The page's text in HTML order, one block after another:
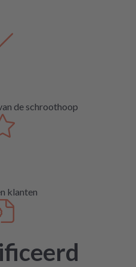
de schroothoop
klanten